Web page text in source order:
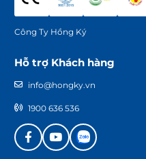
Công Ty Hồng Ký
Hỗ trợ Khách hàng
info@hongky.vn
1900 636 536